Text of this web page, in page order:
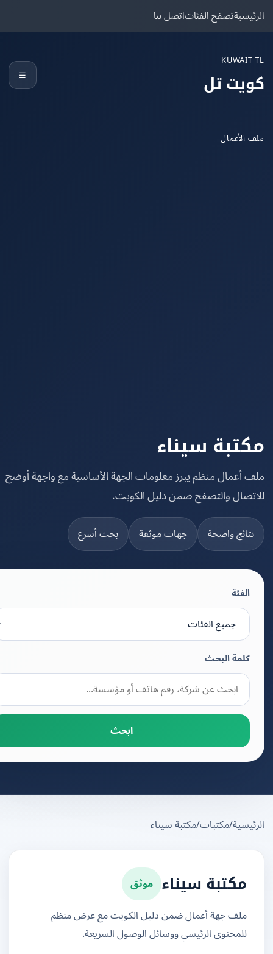
تصفح الفئاتاتصل بنا
تل
سيناء
منظم يبرز معلومات الجهة الأساسية مع واجهة أوضح
والتصفح ضمن دليل الكويت.
واضحة جهات موثقة بحث أسرع
كلمة البحث
ابحث
/مكتبات/مكتبة سيناء
مكتبة سيناء موثق
ملف جهة أعمال ضمن دليل الكويت مع عرض منظم
للمحتوى الرئيسي ووسائل الوصول السريعة.